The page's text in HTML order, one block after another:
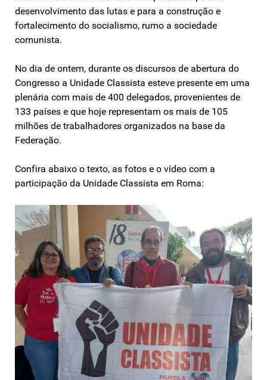
desenvolvimento das lutas e para a construção e
fortalecimento do socialismo, rumo a sociedade
comunista.
No dia de ontem, durante os discursos de abertura do
Congresso a Unidade Classista esteve presente em uma
plenária com mais de 400 delegados, provenientes de
133 países e que hoje representam os mais de 105
milhões de trabalhadores organizados na base da
Federação.
Confira abaixo o texto, as fotos e o vídeo com a
participação da Unidade Classista em Roma: